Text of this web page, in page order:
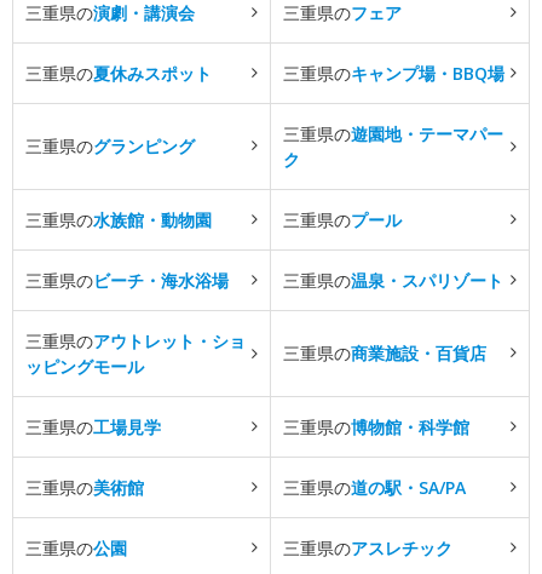
三重県の演劇・講演会 三重県のフェア
三重県の夏休みスポット 三重県のキャンプ場・BBQ場
三重県のグランピング
三重県の遊園地・テーマパー
ク
三重県の水族館・動物園 三重県のプール
三重県のビーチ・海水浴場 三重県の温泉・スパリゾート
三重県のアウトレット・ショ
ッピングモール
三重県の商業施設・百貨店
三重県の工場見学 三重県の博物館・科学館
三重県の美術館 三重県の道の駅・SA/PA
三重県の公園 三重県のアスレチック